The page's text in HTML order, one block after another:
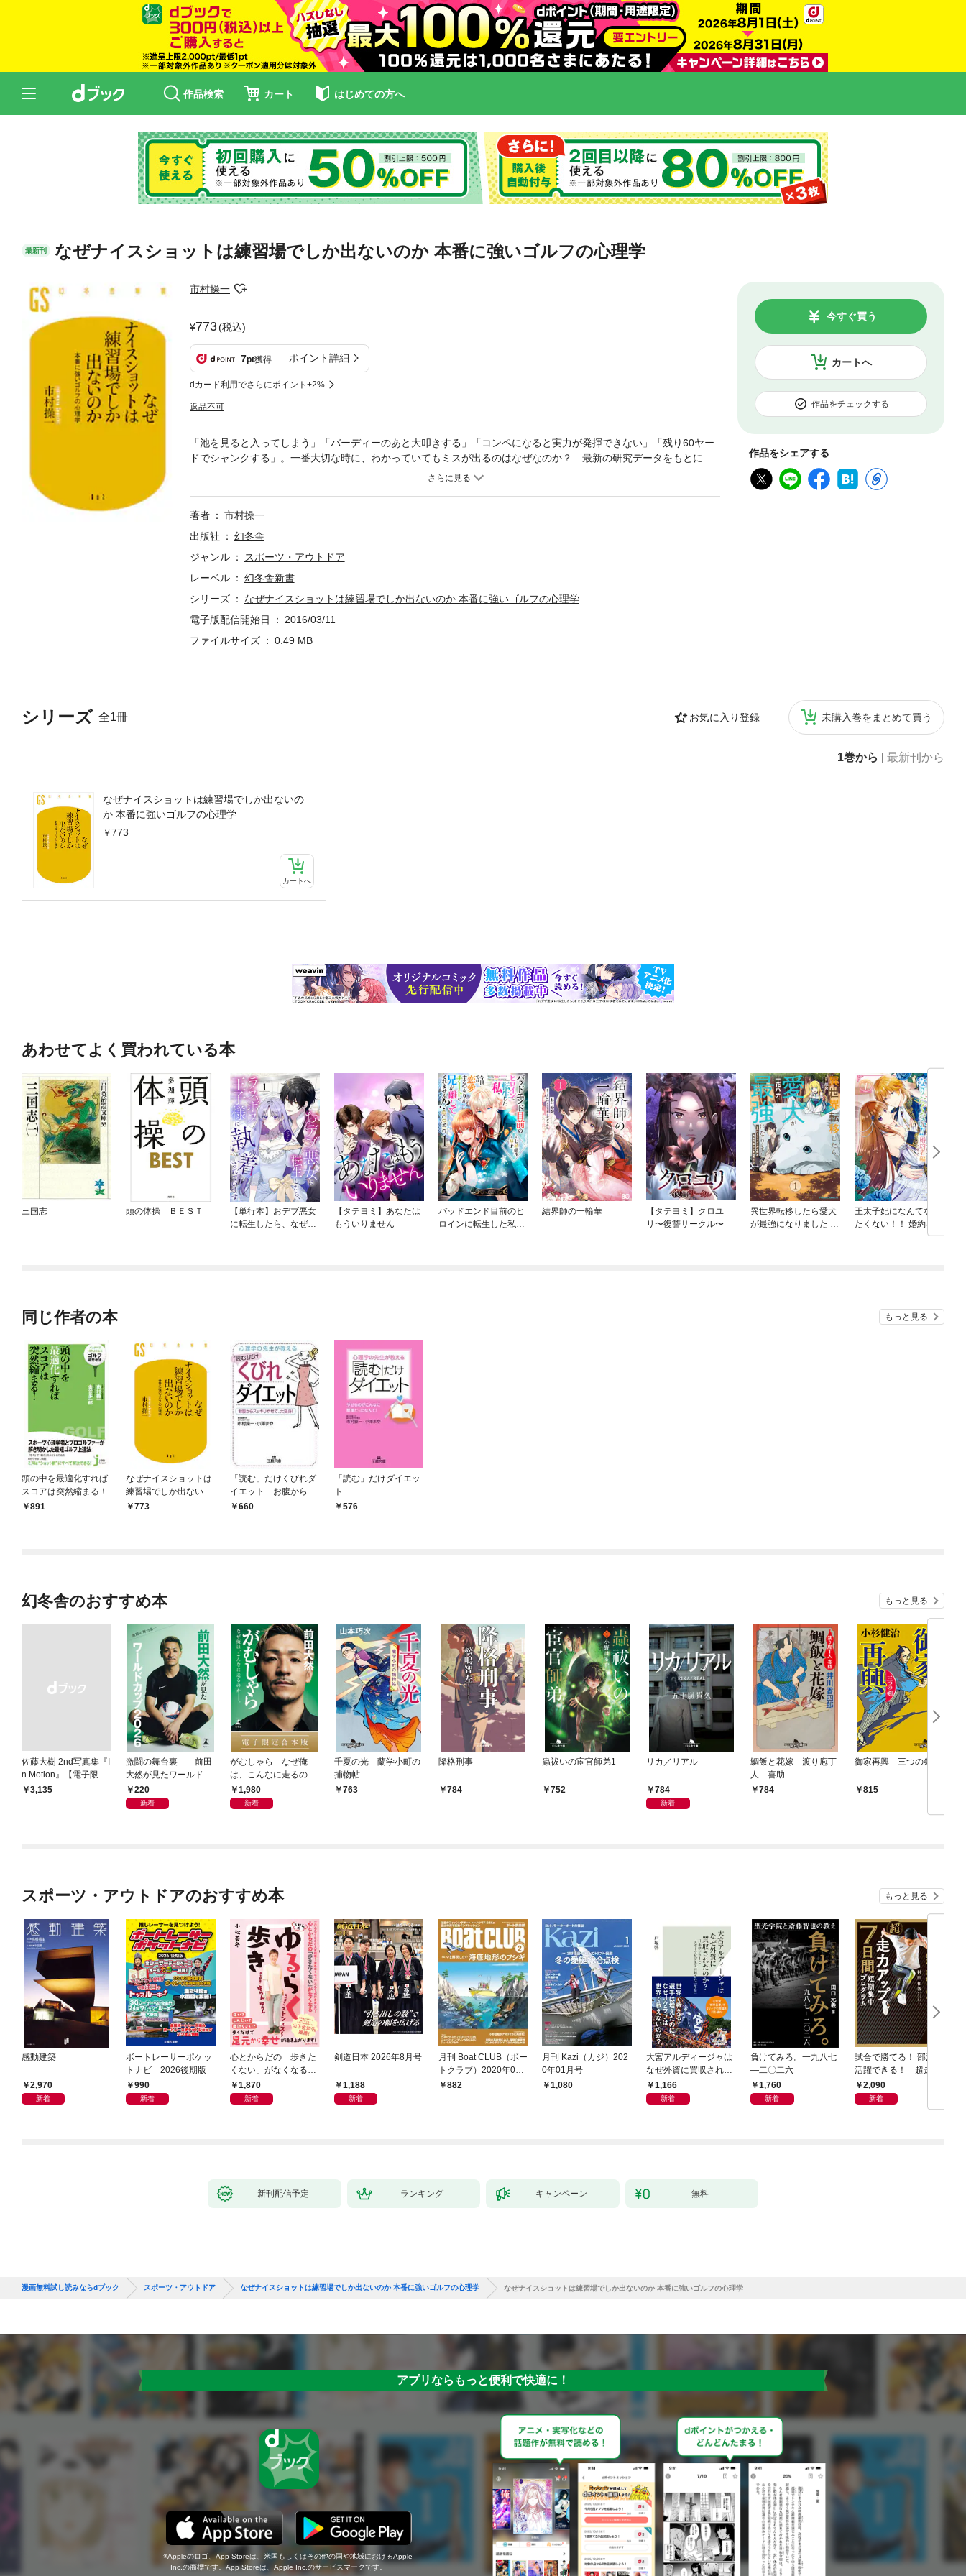
作品検索 カート はじめての方へ
最新刊 なぜナイスショットは練習場でしか出ないのか 本番に強いゴルフの心理学
市村操一
773(税込)
7pt獲得 ポイント詳細
dカード利用でさらにポイント+2%
返品不可
カートへ
今すぐ買う
作品をチェックする
作品をシェアする
シリーズ 全1冊 お気に入り登録 未購入巻をまとめて買う
1巻から 最新刊から
なぜナイスショットは練習場でしか出ないの
か 本番に強いゴルフの心理学
773
カートへ
「池を見ると入ってしまう」「バーディーのあと大叩きする」「コンペになると実力が発揮できない」「残り60ヤー
ドでシャンクする」。一番大切な時に、わかっていてもミスが出るのはなぜなのか？ 最新の研究データをもとに、
心と体をズレなく連動させるポイントを伝授。1日300球打つよりも「よいイメージ」と「魔法のつぶやき」で、スコ
著者
市村操一
出版社
幻冬舎
ジャンル
スポーツ・アウトドア
レーベル
幻冬舎新書
シリーズ
なぜナイスショットは練習場でしか出ないのか 本番に強いゴルフの心理学
電子版配信開始日
2016/03/11
ファイルサイズ
0.49 MB
あわせてよく買われている本
三国志 頭の体操 ＢＥＳＴ
【単行本】おデブ悪女
に転生したら、なぜか
【タテヨミ】あなたは
もういりません
バッドエンド目前のヒ
ロインに転生した私、
結界師の一輪華
【タテヨミ】クロユ
リ〜復讐サークル〜
異世界転移したら愛犬
が最強になりました ～
王太子妃になんてなり
たくない！！ 婚約者編
同じ作者の本 もっと見る
頭の中を最適化すれば
スコアは突然縮まる！
891
なぜナイスショットは
練習場でしか出ないの
か 本番に強いゴルフの
773
「読む」だけくびれダ
イエット お腹からス
ッキリやせて、大変
660
「読む」だけダイエッ
ト
576
幻冬舎のおすすめ本 もっと見る
佐藤大樹 2nd写真集『I
n Motion』【電子限定
動画特典付き】
￥3,135
激闘の舞台裏――前田
大然が見たワールドカ
ップ2026
220
新着
がむしゃら なぜ俺
は、こんなに走るのか
——。【電子限定合本
版】
1,980
新着
千夏の光 蘭学小町の
捕物帖
763
降格刑事
784
蟲祓いの宦官師弟1
752
リカ／リアル
784
新着
鯛飯と花嫁 渡り庖丁
人 喜助
784
御家再興 三つの剣
815
スポーツ・アウトドアのおすすめ本 もっと見る
感動建築
2,970
新着
ボートレーサーポケッ
トナビ 2026後期版
990
新着
心とからだの「歩きた
くない」がなくなる
らせん流 ゆるらく歩
き
1,870
新着
剣道日本 2026年8月号
1,188
新着
月刊 Boat CLUB（ボー
トクラブ）2020年02
月号882
月刊 Kazi（カジ）202
0年01月号
1,080
大宮アルディージャは
なぜ外資に買収された
のか？～日本サッカー
とスポーツビジネスに
1,166
新着
負けてみろ。一九八七
―二〇二六
1,760
新着
試合で勝てる！ 部活で
活躍できる！ 超走力
アップ 7日間短期集中
プログラム
2,090
新着
新刊配信予定 ランキング キャンペーン 無料
漫画無料試し読みならdブック スポーツ・アウトドア なぜナイスショットは練習場でしか出ないのか 本番に強いゴルフの心理学 なぜナイスショットは練習場でしか出ないのか 本番に強いゴルフの心理学
アプリならもっと便利で快適に！
Appleのロゴ、App Storeは、米国もしくはその他の国や地域におけるApple
Inc.の商標です。App Storeは、Apple Inc.のサービスマークです。